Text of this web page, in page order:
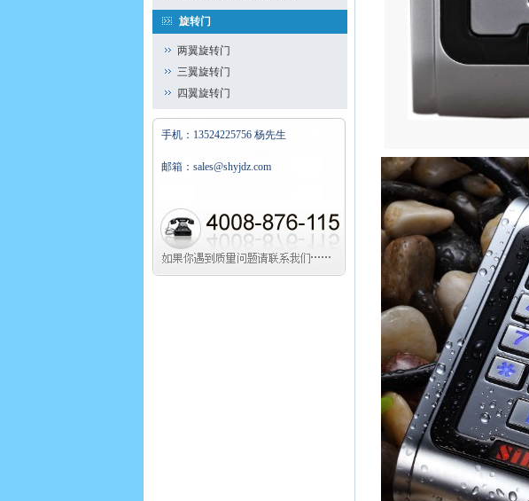
旋转门
两翼旋转门
三翼旋转门
四翼旋转门
手机：13524225756 杨先生
邮箱：sales@shyjdz.com